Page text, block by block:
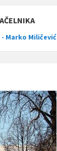
Marko Miličević